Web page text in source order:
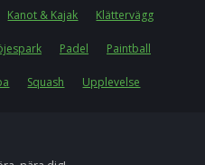
Kanot & Kajak Klättervägg
Padel Paintball
Squash Upplevelse